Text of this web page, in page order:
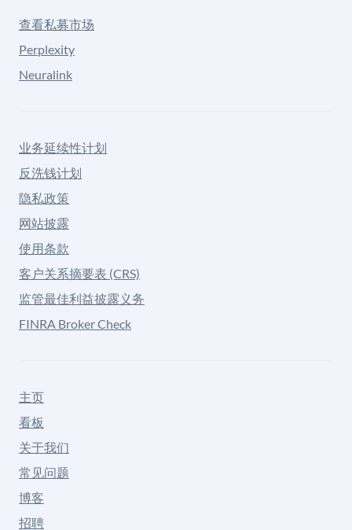
查看私募市场
Perplexity
Neuralink
业务延续性计划
反洗钱计划
隐私政策
网站披露
使用条款
客户关系摘要表 (CRS)
监管最佳利益披露义务
FINRA Broker Check
主页
看板
关于我们
常见问题
博客
招聘